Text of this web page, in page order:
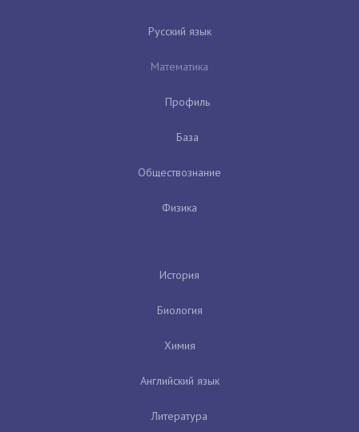
Русский язык
Математика
Профиль
База
Обществознание
Физика
История
Биология
Химия
Английский язык
Литература